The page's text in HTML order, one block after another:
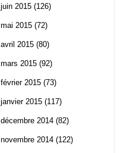
juin 2015 (126)
mai 2015 (72)
avril 2015 (80)
mars 2015 (92)
février 2015 (73)
janvier 2015 (117)
décembre 2014 (82)
novembre 2014 (122)